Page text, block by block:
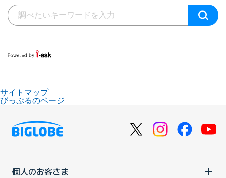
サイトマップ
びっぷるのページ
個人のお客さま